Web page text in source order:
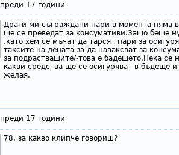
преди 17 години
Драги ми съграждани-пари в момента няма
ще се преведат за консумативи.Защо беше
,като хем се мъчат да тарсят пари за
таксите на децата за да наваксват за
за подрастващите/-това е бадещето.Нека се
какви средства ще се осигуряват в бъдеще
желая.
преди 17 години
78, за какво клипче говориш?